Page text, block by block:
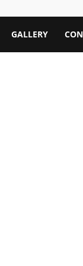
GALLERY